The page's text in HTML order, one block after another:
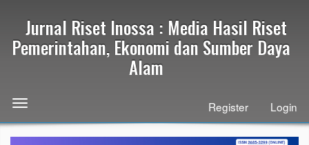
page
Navigation
Main
Content
Jurnal Riset Inossa : Media Hasil Riset
Pemerintahan, Ekonomi dan Sumber Daya
Alam
Toggle
navigation
Register Login